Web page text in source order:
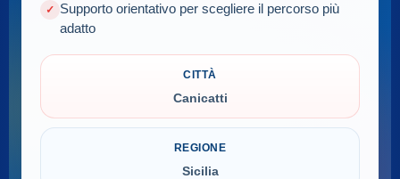
Supporto orientativo per scegliere il percorso più
adatto
CITTÀ
Canicatti
REGIONE
Sicilia